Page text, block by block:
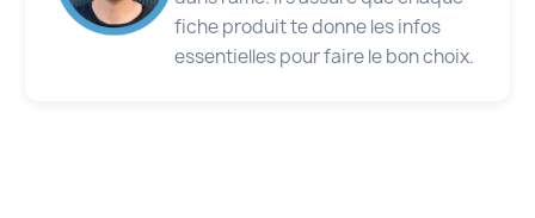
fiche produit te donne les infos
essentielles pour faire le bon choix.